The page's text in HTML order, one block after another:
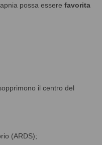
possa essere favorita
il centro del
(ARDS);